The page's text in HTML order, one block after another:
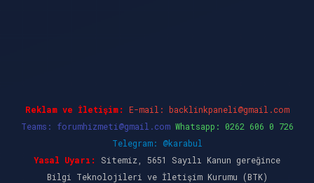
Reklam ve İletişim: E-mail: backlinkpaneli@gmail.com
Teams: forumhizmeti@gmail.com Whatsapp: 0262 606 0 726
Telegram: @karabul
Yasal Uyarı:
Sitemiz, 5651 Sayılı Kanun gereğince
Bilgi Teknolojileri ve İletişim Kurumu (BTK)